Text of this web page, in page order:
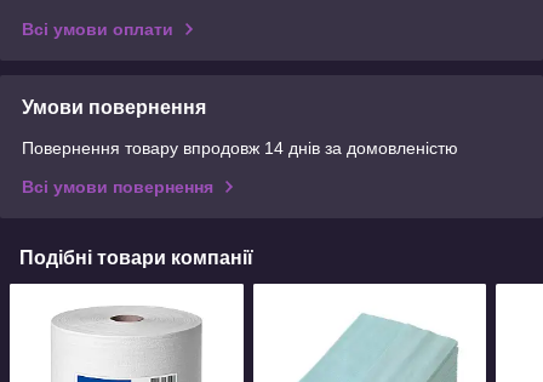
Всі умови оплати
Умови повернення
Повернення товару впродовж 14 днів за домовленістю
Всі умови повернення
Подібні товари компанії